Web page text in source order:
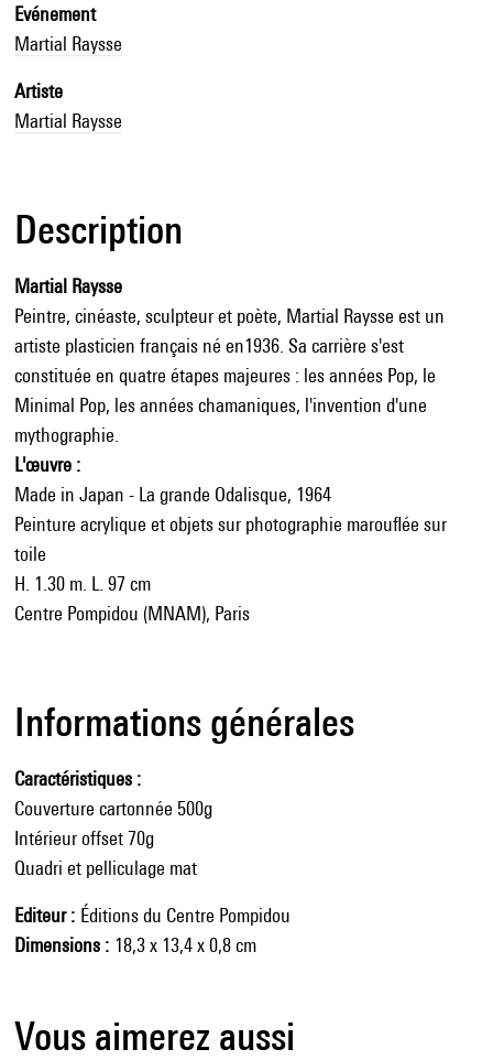
Evénement
Martial Raysse
Artiste
Martial Raysse
Description
Martial Raysse
Peintre, cinéaste, sculpteur et poète, Martial Raysse est un
artiste plasticien français né en1936. Sa carrière s'est
constituée en quatre étapes majeures : les années Pop, le
Minimal Pop, les années chamaniques, l'invention d'une
mythographie.
L'œuvre :
Made in Japan - La grande Odalisque, 1964
Peinture acrylique et objets sur photographie marouflée sur
toile
H. 1.30 m. L. 97 cm
Centre Pompidou (MNAM), Paris
Informations générales
Caractéristiques
Couverture cartonnée 500g
Intérieur offset 70g
Quadri et pelliculage mat
Editeur
Éditions du Centre Pompidou
Dimensions
18,3 x 13,4 x 0,8 cm
Vous aimerez aussi